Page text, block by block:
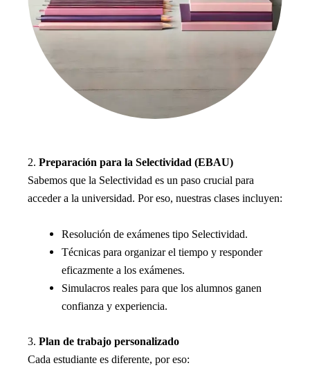
2. Preparación para la Selectividad (EBAU)
Sabemos que la Selectividad es un paso crucial para
acceder a la universidad. Por eso, nuestras clases incluyen:
Resolución de exámenes tipo Selectividad.
Técnicas para organizar el tiempo y responder
eficazmente a los exámenes.
Simulacros reales para que los alumnos ganen
confianza y experiencia.
3. Plan de trabajo personalizado
Cada estudiante es diferente, por eso: